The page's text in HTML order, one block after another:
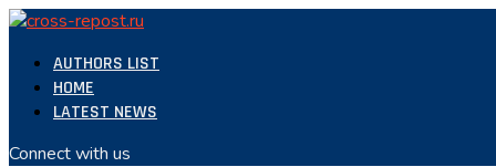
AUTHORS LIST
HOME
LATEST NEWS
Connect with us